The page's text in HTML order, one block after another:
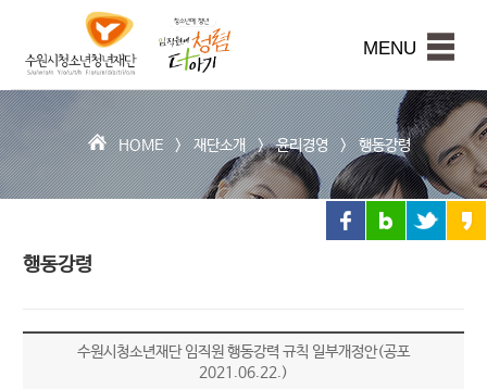
본문내용 바로가기
시
청
소
년
청
년
재
단
MENU
HOME >재단소개>윤리경영>행동강령
행동강령
수원시청소년재단 임직원 행동강력 규칙 일부개정안(공포
2021.06.22.)